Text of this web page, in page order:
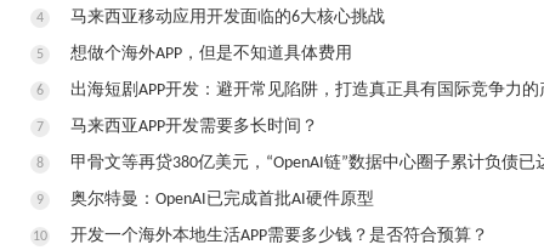
4 马来西亚移动应用开发面临的6大核心挑战
5 想做个海外APP，但是不知道具体费用
6 出海短剧APP开发：避开常见陷阱，打造真正具有国际竞争力的
7 马来西亚APP开发需要多长时间？
8 甲骨文等再贷380亿美元，“OpenAI链”数据中心圈子累计负债已
9 奥尔特曼：OpenAI已完成首批AI硬件原型
10 开发一个海外本地生活APP需要多少钱？是否符合预算？